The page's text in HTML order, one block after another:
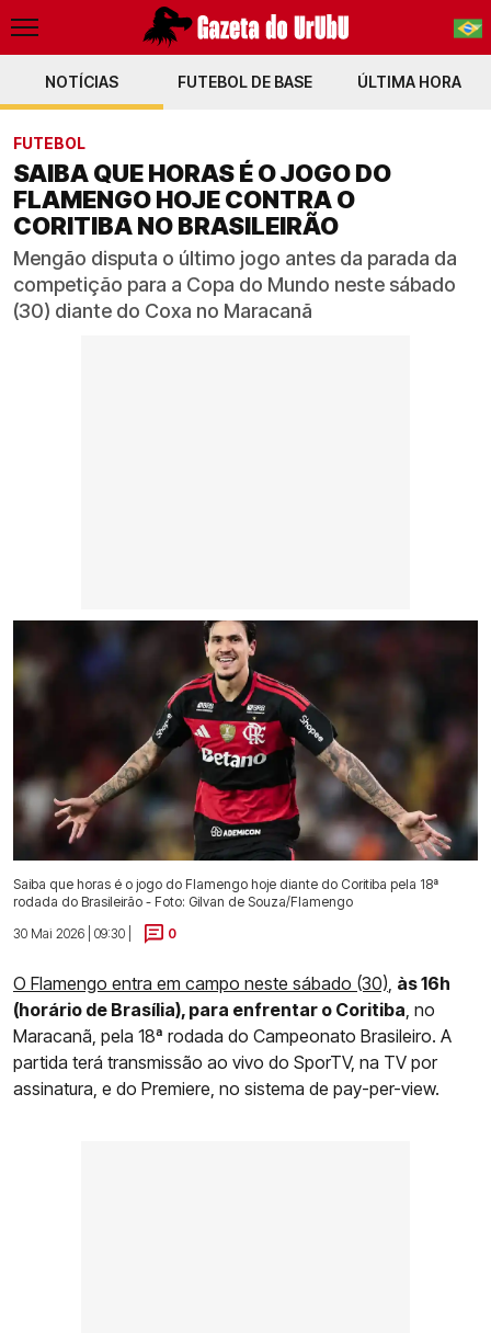
PT-BR
NOTÍCIAS FUTEBOL DE BASE ÚLTIMA HORA
FUTEBOL
SAIBA QUE HORAS É O JOGO DO
FLAMENGO HOJE CONTRA O
CORITIBA NO BRASILEIRÃO
Mengão disputa o último jogo antes da parada da
competição para a Copa do Mundo neste sábado
(30) diante do Coxa no Maracanã
Saiba que horas é o jogo do Flamengo hoje diante do Coritiba pela 18ª
rodada do Brasileirão - Foto: Gilvan de Souza/Flamengo
30 Mai 2026 | 09:30 |
0
O Flamengo entra em campo neste sábado (30), às 16h
(horário de Brasília), para enfrentar o Coritiba, no
Maracanã, pela 18ª rodada do Campeonato Brasileiro. A
partida terá transmissão ao vivo do SporTV, na TV por
assinatura, e do Premiere, no sistema de pay-per-view.